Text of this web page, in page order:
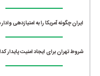
ایران چگونه آمریکا را به امتیازدهی
شروط تهران برای ایجاد امنیت پایدار